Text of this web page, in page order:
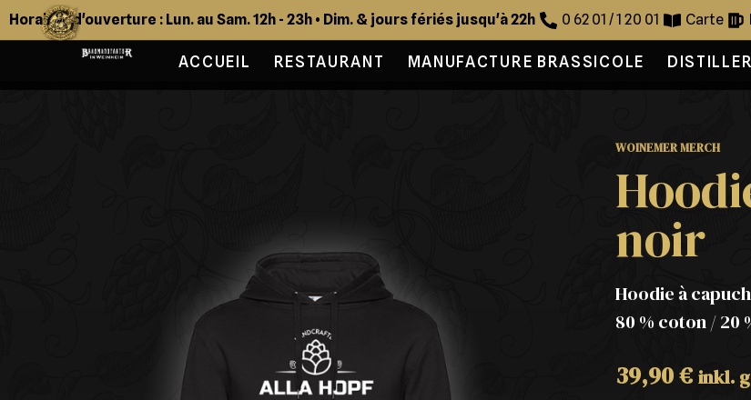
Horaires d'ouverture : Lun. au Sam. 12h - 23h • Dim. & jours fériés jusqu'à 22h 0 62 01 / 1 20 01 Carte
ACCUEIL RESTAURANT MANUFACTURE BRASSICOLE
WOINEMER MERCH
noir
Hoodie à
80 % coton / 20
39,90€ inkl.